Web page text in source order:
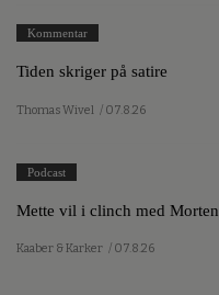
Kommentar
Tiden skriger på satire
Thomas Wivel / 07.8.26
Podcast
Mette vil i clinch med Morten
Kaaber & Karker / 07.8.26